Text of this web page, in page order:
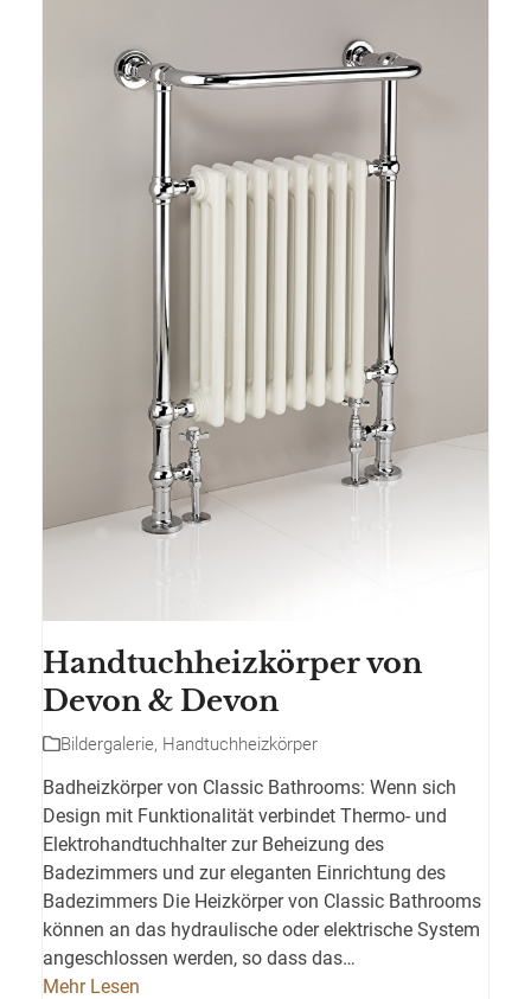
Handtuchheizkörper von
Devon & Devon
Bildergalerie, Handtuchheizkörper
Badheizkörper von Classic Bathrooms: Wenn sich
Design mit Funktionalität verbindet Thermo- und
Elektrohandtuchhalter zur Beheizung des
Badezimmers und zur eleganten Einrichtung des
Badezimmers Die Heizkörper von Classic Bathrooms
können an das hydraulische oder elektrische System
angeschlossen werden, so dass das…
Mehr Lesen